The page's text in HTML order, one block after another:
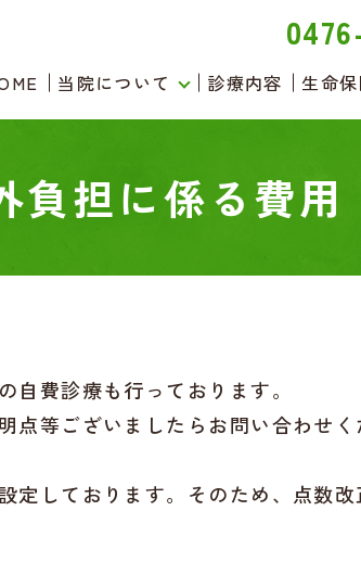
当院について 診療内容 生命
負担に係る費用
費診療も行っております。
等ございましたらお問い合わせく
しております。そのため、点数